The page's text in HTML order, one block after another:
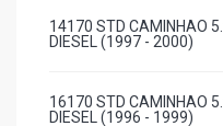
14170 STD CAMINHAO
DIESEL (1997 - 2000)
16170 STD CAMINHAO
DIESEL (1996 - 1999)